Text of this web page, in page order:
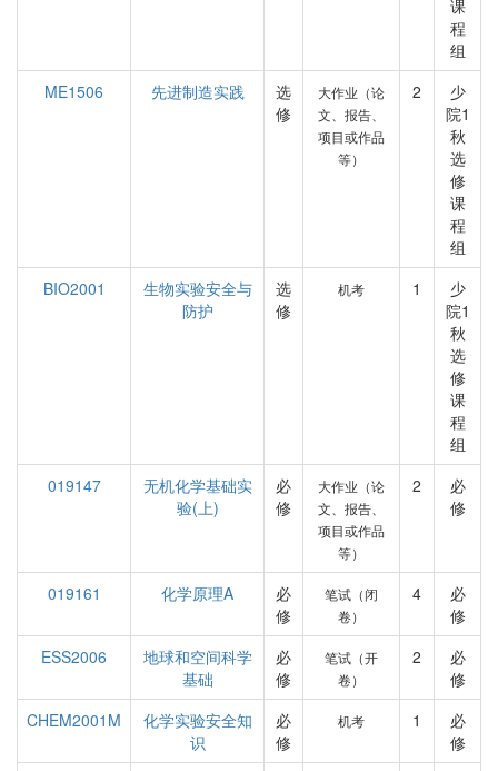
课
程
组
ME1506
先进制造实践
选
修
大作业（论
文、报告、
项目或作品
等）
2
少
院1
秋
选
修
课
程
组
BIO2001
生物实验安全与
防护
选
修
机考 1
少
院1
秋
选
修
课
程
组
019147
无机化学基础实
验(上)
必
修
大作业（论
文、报告、
项目或作品
等）
2
必
修
019161 化学原理A
必
修
笔试（闭
卷）
4
必
修
ESS2006
地球和空间科学
基础
必
修
笔试（开
卷）
2
必
修
CHEM2001M
化学实验安全知
识
必
修
机考 1
必
修